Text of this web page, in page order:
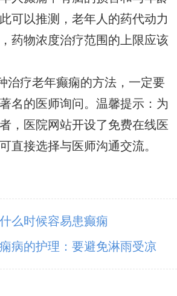
可以推测，老年人的药代动力
药物浓度治疗范围的上限应该
疗老年癫痫的方法，一定要
名的医师询问。温馨提示：为
，医院网站开设了免费在线医
直接选择与医师沟通交流。
么时候容易患癫痫
病的护理：要避免淋雨受凉